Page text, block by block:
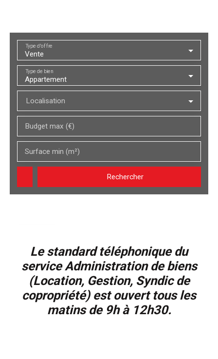
Vente
Type d'offre
Appartement
Type de bien
Localisation
Budget max (€)
Surface min (m²)
Rechercher
Le standard téléphonique du
service Administration de biens
(Location, Gestion, Syndic de
copropriété) est ouvert tous les
matins de 9h à 12h30.